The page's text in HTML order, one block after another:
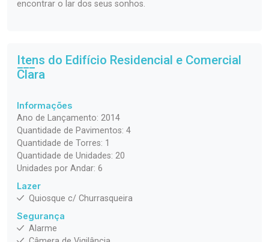
encontrar o lar dos seus sonhos.
Itens do Edifício Residencial e Comercial
Clara
Informações
Ano de Lançamento: 2014
Quantidade de Pavimentos: 4
Quantidade de Torres: 1
Quantidade de Unidades: 20
Unidades por Andar: 6
Lazer
Quiosque c/ Churrasqueira
Segurança
Alarme